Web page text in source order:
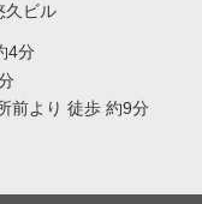
久ビル
4分
前より 徒歩 約9分